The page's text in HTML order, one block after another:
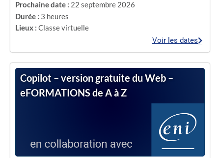
Prochaine date : 22 septembre 2026
Durée : 3 heures
Lieux : Classe virtuelle
Voir les dates
Copilot – version gratuite du Web –
eFORMATIONS de A à Z